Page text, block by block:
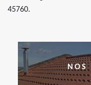
45760.
NOS